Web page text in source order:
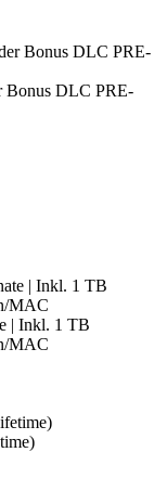
Bonus DLC PRE-
| Inkl. 1 TB
MAC